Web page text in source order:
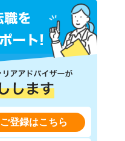
ご登録はこちら